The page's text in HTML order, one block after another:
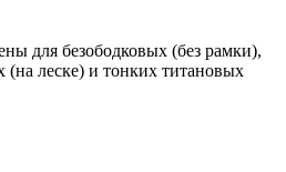
для безободковых (без рамки),
(на леске) и тонких титановых